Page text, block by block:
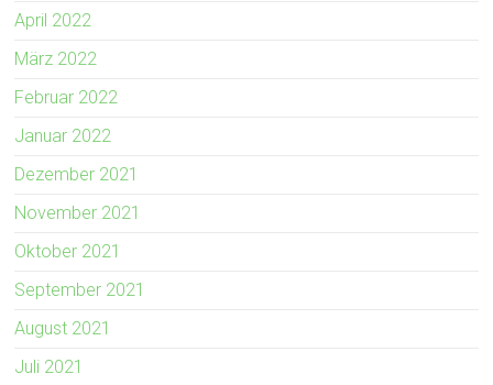
April 2022
März 2022
Februar 2022
Januar 2022
Dezember 2021
November 2021
Oktober 2021
September 2021
August 2021
Juli 2021